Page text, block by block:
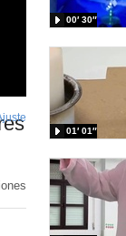
pantalla
00′ 30″
01′ 01″